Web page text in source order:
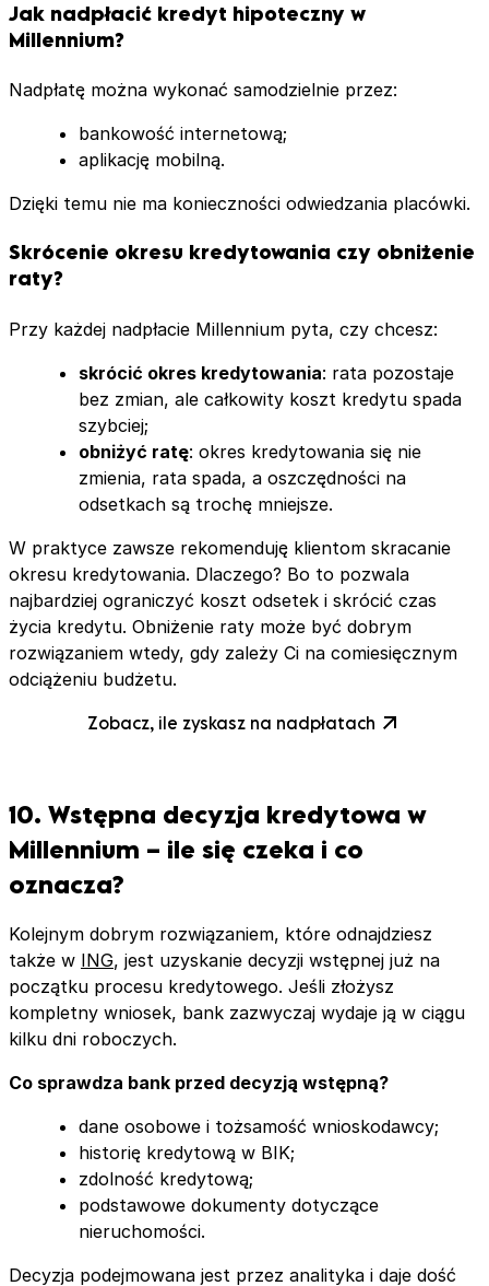
Jak nadpłacić kredyt hipoteczny w
Millennium?
Nadpłatę można wykonać samodzielnie przez:
bankowość internetową;
aplikację mobilną.
Dzięki temu nie ma konieczności odwiedzania placówki.
Skrócenie okresu kredytowania czy obniżenie
raty?
Przy każdej nadpłacie Millennium pyta, czy chcesz:
skrócić okres kredytowania: rata pozostaje
bez zmian, ale całkowity koszt kredytu spada
szybciej;
obniżyć ratę: okres kredytowania się nie
zmienia, rata spada, a oszczędności na
odsetkach są trochę mniejsze.
W praktyce zawsze rekomenduję klientom skracanie
okresu kredytowania. Dlaczego? Bo to pozwala
najbardziej ograniczyć koszt odsetek i skrócić czas
życia kredytu. Obniżenie raty może być dobrym
rozwiązaniem wtedy, gdy zależy Ci na comiesięcznym
odciążeniu budżetu.
Zobacz, ile zyskasz na nadpłatach
10. Wstępna decyzja kredytowa w
Millennium – ile się czeka i co
oznacza?
Kolejnym dobrym rozwiązaniem, które odnajdziesz
także w ING, jest uzyskanie decyzji wstępnej już na
początku procesu kredytowego. Jeśli złożysz
kompletny wniosek, bank zazwyczaj wydaje ją w ciągu
kilku dni roboczych.
Co sprawdza bank przed decyzją wstępną?
dane osobowe i tożsamość wnioskodawcy;
historię kredytową w BIK;
zdolność kredytową;
podstawowe dokumenty dotyczące
nieruchomości.
Decyzja podejmowana jest przez analityka i daje dość